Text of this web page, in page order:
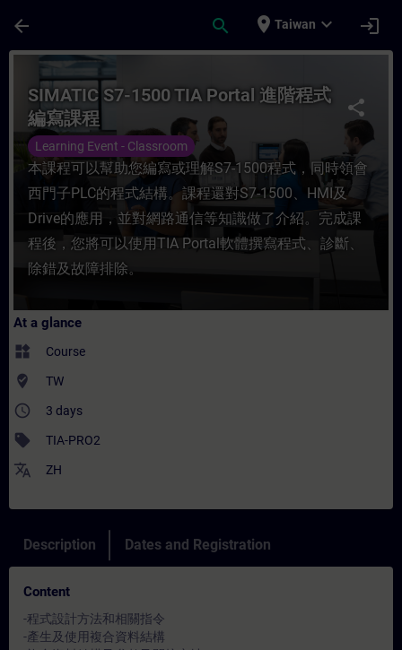
arrow_back search place Taiwan expand_more login
Course - SIMATIC S7-1500 TIA Portal
share
SIMATIC S7-1500 TIA Portal 進階程式
編寫課程
Learning Event - Classroom
本課程可以幫助您編寫或理解S7-1500程式，同時領會
西門子PLC的程式結構。課程還對S7-1500、HMI及
Drive的應用，並對網路通信等知識做了介紹。完成課
程後，您將可以使用TIA Portal軟體撰寫程式、診斷、
除錯及故障排除。
At a glance
widgets Course
where_to_vote TW
access_time 3 days
sell TIA-PRO2
translate ZH
Description Dates and Registration
Content
-程式設計方法和相關指令
-產生及使用複合資料結構